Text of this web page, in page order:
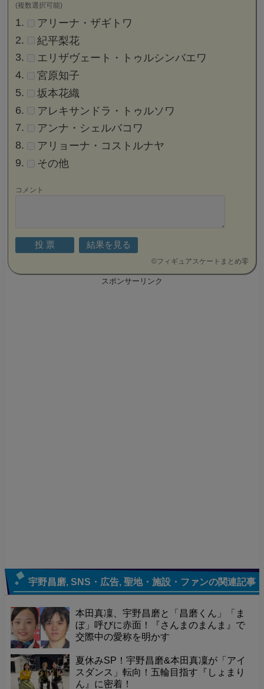
(複数選択可能)
アリーナ・ザギトワ
紀平梨花
エリザヴェート・トゥルシンバエワ
宮原知子
坂本花織
アレキサンドラ・トゥルソワ
アンナ・シェルバコワ
アリョーナ・コストルナヤ
その他
コメント
©フィギュアスケートまとめ零
スポンサーリンク
宇野昌磨 SNS・広告 聖地・施設・ファンの関連記事
本田真凜、宇野昌磨と「昌磨くん」「ま
ぼ」呼びに赤面！『さんまのまんま』で
交際中の愛称を明かす
夏休みSP！宇野昌磨&本田真凜が「アイ
スダンス」転向！五輪目指す『しょまり
ん』に密着！